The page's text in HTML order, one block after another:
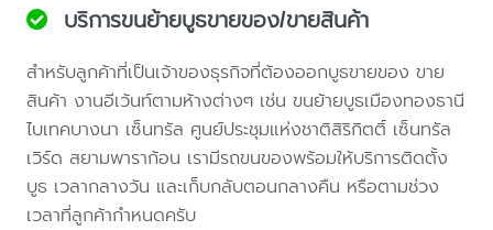
บริการขนย้ายบูธขายของ/ขายสินค้า
สำหรับลูกค้าที่เป็นเจ้าของธุรกิจที่ต้องออกบูธขายของ ขาย
สินค้า งานอีเว้นท์ตามห้างต่างๆ เช่น ขนย้ายบูธเมืองทองธานี
ไบเทคบางนา เซ็นทรัล ศูนย์ประชุมแห่งชาติสิริกิตติ์ เซ็นทรัล
เวิร์ด สยามพาราก้อน เรามีรถขนของพร้อมให้บริการติดตั้ง
บูธ เวลากลางวัน และเก็บกลับตอนกลางคืน หรือตามช่วง
เวลาที่ลูกค้ากำหนดครับ